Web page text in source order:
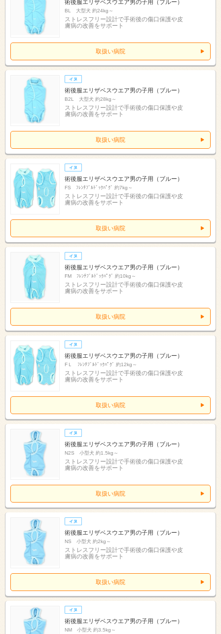
術後服エリザベスウエア男の子用（ブルー）
BL 大型犬 約24kg～
ストレスフリー設計で手術後の傷口保護や皮
膚病の改善をサポート
取扱い病院
術後服エリザベスウエア男の子用（ブルー）
B2L 大型犬 約28kg～
ストレスフリー設計で手術後の傷口保護や皮
膚病の改善をサポート
取扱い病院
術後服エリザベスウエア男の子用（ブルー）
FS ﾌﾚﾝﾁﾌﾞﾙﾄﾞｯｸﾊﾟｸﾞ 約7kg～
ストレスフリー設計で手術後の傷口保護や皮
膚病の改善をサポート
取扱い病院
術後服エリザベスウエア男の子用（ブルー）
FM ﾌﾚﾝﾁﾌﾞﾙﾄﾞｯｸﾊﾟｸﾞ 約10kg～
ストレスフリー設計で手術後の傷口保護や皮
膚病の改善をサポート
取扱い病院
術後服エリザベスウエア男の子用（ブルー）
FＬ ﾌﾚﾝﾁﾌﾞﾙﾄﾞｯｸﾊﾟｸﾞ 約12kg～
ストレスフリー設計で手術後の傷口保護や皮
膚病の改善をサポート
取扱い病院
術後服エリザベスウエア男の子用（ブルー）
N2S 小型犬 約1.5kg～
ストレスフリー設計で手術後の傷口保護や皮
膚病の改善をサポート
取扱い病院
術後服エリザベスウエア男の子用（ブルー）
NS 小型犬 約2kg～
ストレスフリー設計で手術後の傷口保護や皮
膚病の改善をサポート
取扱い病院
術後服エリザベスウエア男の子用（ブルー）
NM 小型犬 約3.5kg～